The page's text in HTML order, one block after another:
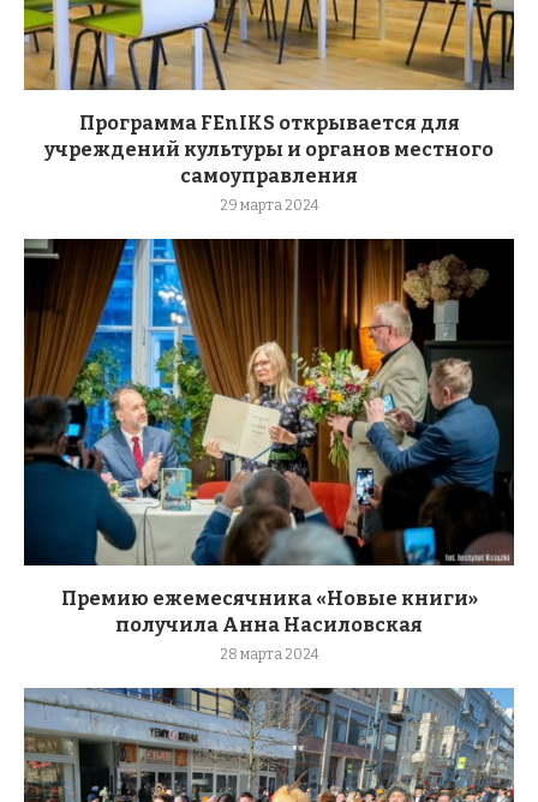
Программа FEnIKS открывается для
учреждений культуры и органов местного
самоуправления
29 марта 2024
Премию ежемесячника «Новые книги»
получила Анна Насиловская
28 марта 2024